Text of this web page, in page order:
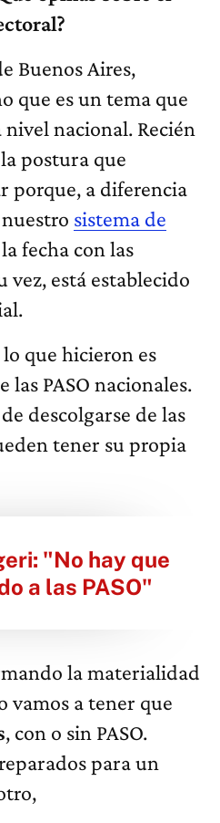
Buenos Aires,
que es un tema que
nacional. Recién
postura que
porque, a diferencia
sistema de
fecha con las
vez, está establecido
que hicieron es
las PASO nacionales.
descolgarse de las
tener su propia
"No hay que
a las PASO"
la materialidad
vamos a tener que
, con o sin PASO.
para un